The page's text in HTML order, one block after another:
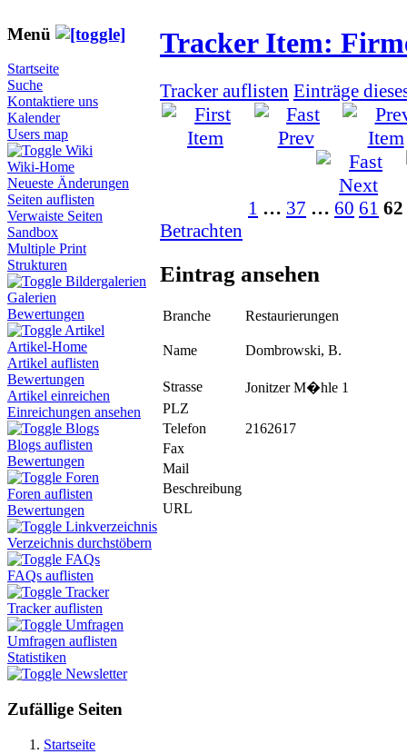
Menü
Startseite
Suche
Kontaktiere uns
Kalender
Users map
Wiki
Wiki-Home
Neueste Änderungen
Seiten auflisten
Verwaiste Seiten
Sandbox
Multiple Print
Strukturen
Bildergalerien
Galerien
Bewertungen
Artikel
Artikel-Home
Artikel auflisten
Bewertungen
Artikel einreichen
Einreichungen ansehen
Blogs
Blogs auflisten
Bewertungen
Foren
Foren auflisten
Bewertungen
Linkverzeichnis
Verzeichnis durchstöbern
FAQs
FAQs auflisten
Tracker
Tracker auflisten
Umfragen
Umfragen auflisten
Statistiken
Newsletter
Zufällige Seiten
Startseite
Tracker Item:
Tracker auflisten Einträge
1 … 37 … 60 61 62
Betrachten
Eintrag ansehen
Branche Restaurierungen
Name Dombrowski, B.
Strasse
Jonitzer M�hle 1
PLZ
Telefon
2162617
Fax
Mail
Beschreibung
URL